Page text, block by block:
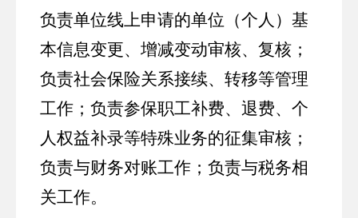
负责单位线上申请的单位（个人）基
本信息变更、 增减变动审核、复核；
负责社会保险关系接续、转移等管理
工作；负责参保职工补费、退费、 个
人权益补录等特殊业务的征集审核；
负责与财务对账工作；负责与税务相
关工作。